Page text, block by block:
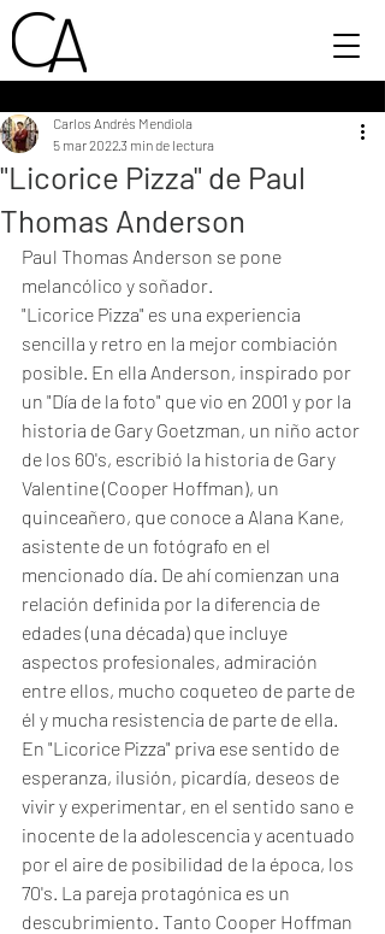
"Licorice Pizza" de Paul
Thomas Anderson
Carlos Andrés Mendiola
5 mar 20223 min de lectura
Paul Thomas Anderson se pone
melancólico y soñador.
"Licorice Pizza" es una experiencia
sencilla y retro en la mejor combiación
posible. En ella Anderson, inspirado por
un "Día de la foto" que vio en 2001 y por la
historia de Gary Goetzman, un niño actor
de los 60's, escribió la historia de Gary
Valentine (Cooper Hoffman), un
quinceañero, que conoce a Alana Kane,
asistente de un fotógrafo en el
mencionado día. De ahí comienzan una
relación definida por la diferencia de
edades (una década) que incluye
aspectos profesionales, admiración
entre ellos, mucho coqueteo de parte de
él y mucha resistencia de parte de ella.
En "Licorice Pizza" priva ese sentido de
esperanza, ilusión, picardía, deseos de
vivir y experimentar, en el sentido sano e
inocente de la adolescencia y acentuado
por el aire de posibilidad de la época, los
70's. La pareja protagónica es un
descubrimiento. Tanto Cooper Hoffman